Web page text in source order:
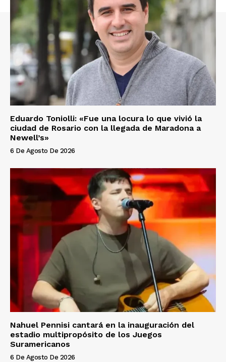
Eduardo Toniolli: «Fue una locura lo que vivió la
ciudad de Rosario con la llegada de Maradona a
Newell’s»
6 De Agosto De 2026
Nahuel Pennisi cantará en la inauguración del
estadio multipropósito de los Juegos
Suramericanos
6 De Agosto De 2026